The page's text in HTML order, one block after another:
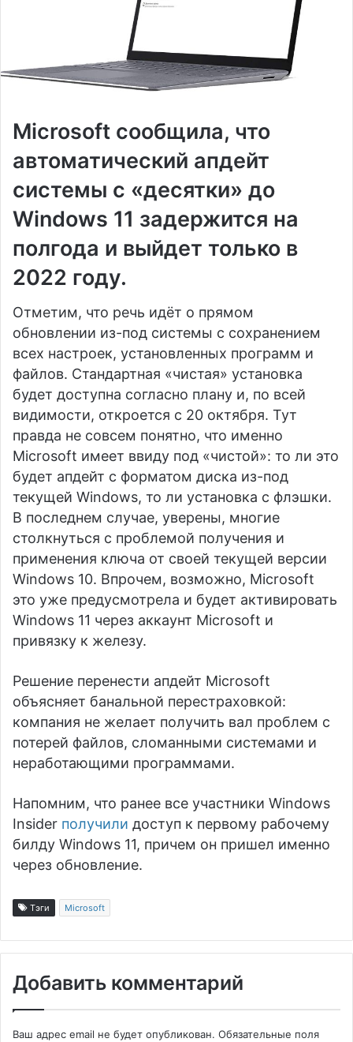
Microsoft сообщила, что
автоматический апдейт
системы с «десятки» до
Windows 11 задержится на
полгода и выйдет только в
2022 году.
Отметим, что речь идёт о прямом
обновлении из-под системы с сохранением
всех настроек, установленных программ и
файлов. Стандартная «чистая» установка
будет доступна согласно плану и, по всей
видимости, откроется с 20 октября. Тут
правда не совсем понятно, что именно
Microsoft имеет ввиду под «чистой»: то ли это
будет апдейт с форматом диска из-под
текущей Windows, то ли установка с флэшки.
В последнем случае, уверены, многие
столкнуться с проблемой получения и
применения ключа от своей текущей версии
Windows 10. Впрочем, возможно, Microsoft
это уже предусмотрела и будет активировать
Windows 11 через аккаунт Microsoft и
привязку к железу.
Решение перенести апдейт Microsoft
объясняет банальной перестраховкой:
компания не желает получить вал проблем с
потерей файлов, сломанными системами и
неработающими программами.
Напомним, что ранее все участники Windows
Insider получили доступ к первому рабочему
билду Windows 11, причем он пришел именно
через обновление.
Тэги Microsoft
Добавить комментарий
Ваш адрес email не будет опубликован. Обязательные поля